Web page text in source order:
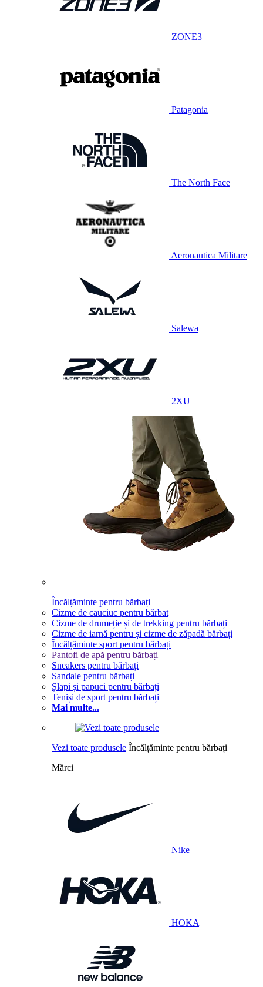
ZONE3
Patagonia
The North Face
Aeronautica Militare
Salewa
2XU
Încălțăminte pentru bărbați
Cizme de cauciuc pentru bărbat
Cizme de drumeție și de trekking pentru bărbați
Cizme de iarnă pentru și cizme de zăpadă bărbați
Încălțăminte sport pentru bărbați
Pantofi de apă pentru bărbați
Sneakers pentru bărbați
Sandale pentru bărbați
Șlapi și papuci pentru bărbați
Teniși de sport pentru bărbați
Mai multe...
Vezi toate produsele Încălțăminte pentru bărbați
Mărci
Nike
HOKA